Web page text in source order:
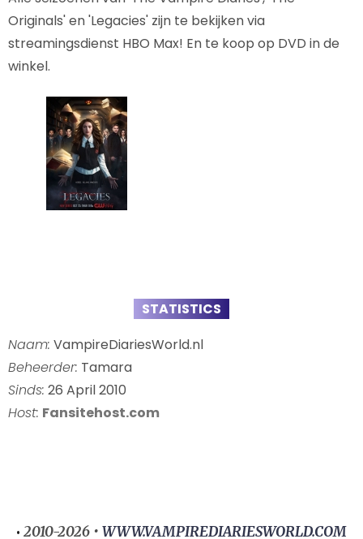
Originals' en 'Legacies' zijn te bekijken via
streamingsdienst HBO Max! En te koop op DVD in de
winkel.
STATISTICS
Naam: VampireDiariesWorld.nl
Beheerder: Tamara
Sinds: 26 April 2010
Host: Fansitehost.com
• 2010-2026 • WWW.VAMPIREDIARIESWORLD.COM